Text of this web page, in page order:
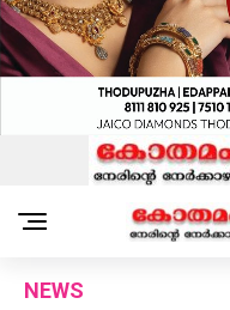
NEWS